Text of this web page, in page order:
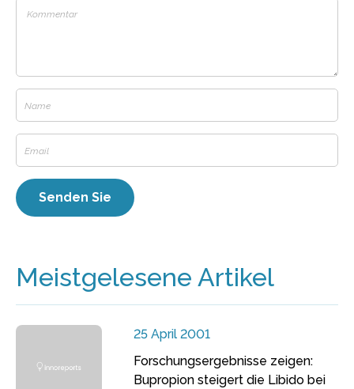
Meistgelesene Artikel
25 April 2001
Forschungsergebnisse zeigen:
Bupropion steigert die Libido bei